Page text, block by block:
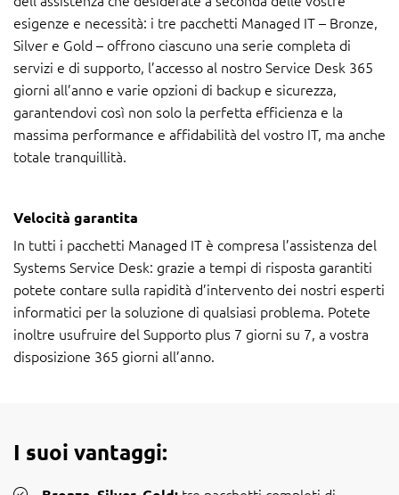
esigenze e necessità: i tre pacchetti Managed IT – Bronze,
Silver e Gold – offrono ciascuno una serie completa di
servizi e di supporto, l’accesso al nostro Service Desk 365
giorni all’anno e varie opzioni di backup e sicurezza,
garantendovi così non solo la perfetta efficienza e la
massima performance e affidabilità del vostro IT, ma anche
totale tranquillità.
Velocità garantita
In tutti i pacchetti Managed IT è compresa l’assistenza del
Systems Service Desk: grazie a tempi di risposta garantiti
potete contare sulla rapidità d’intervento dei nostri esperti
informatici per la soluzione di qualsiasi problema. Potete
inoltre usufruire del Supporto plus 7 giorni su 7, a vostra
disposizione 365 giorni all’anno.
I suoi vantaggi: